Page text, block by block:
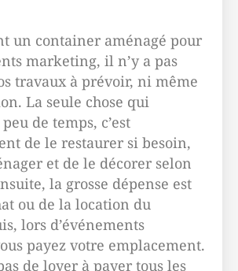
un container aménagé pour
marketing, il n’y a pas
travaux à prévoir, ni même
La seule chose qui
de temps, c’est
de le restaurer si besoin,
et de le décorer selon
la grosse dépense est
ou de la location du
lors d’événements
payez votre emplacement.
de loyer à payer tous les